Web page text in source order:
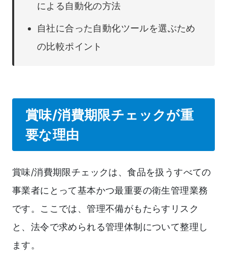
による自動化の方法
自社に合った自動化ツールを選ぶため
の比較ポイント
賞味/消費期限チェックが重
要な理由
賞味/消費期限チェックは、食品を扱うすべての
事業者にとって基本かつ最重要の衛生管理業務
です。ここでは、管理不備がもたらすリスク
と、法令で求められる管理体制について整理し
ます。